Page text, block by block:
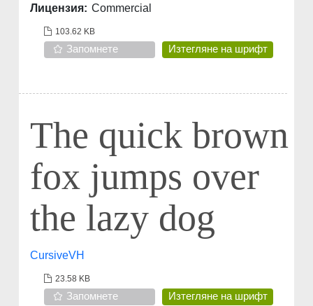
Лицензия: Commercial
103.62 KB
Запомнете Изтегляне на шрифт
The quick brown
fox jumps over
the lazy dog
CursiveVH
23.58 KB
Запомнете Изтегляне на шрифт